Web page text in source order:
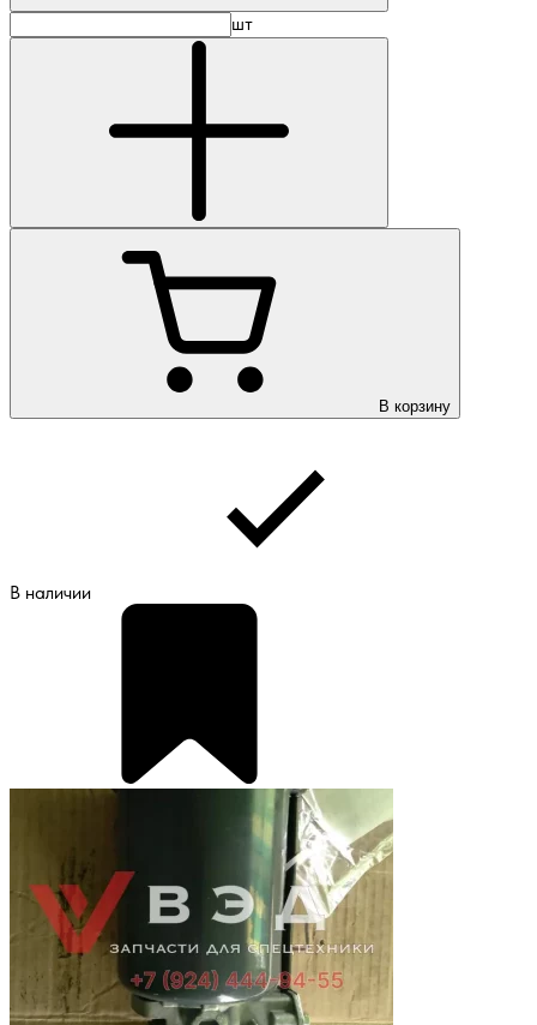
шт
В корзину
В наличии